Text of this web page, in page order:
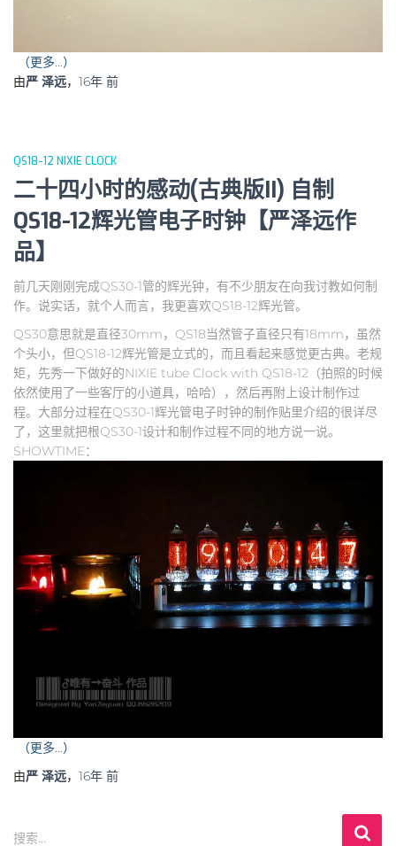
（更多…）
由严 泽远， 16年 前
QS18-12 NIXIE CLOCK
二十四小时的感动(古典版II) 自制
QS18-12辉光管电子时钟【严泽远作
品】
前几天刚刚完成QS30-1管的辉光钟，有不少朋友在向我讨教如何制
作。说实话，就个人而言，我更喜欢QS18-12辉光管。
QS30意思就是直径30mm，QS18当然管子直径只有18mm，虽然
个头小，但QS18-12辉光管是立式的，而且看起来感觉更古典。老规
矩，先秀一下做好的NIXIE tube Clock with QS18-12（拍照的时候
依然使用了一些客厅的小道具，哈哈），然后再附上设计制作过
程。大部分过程在QS30-1辉光管电子时钟的制作贴里介绍的很详尽
了，这里就把根QS30-1设计和制作过程不同的地方说一说。
SHOWTIME：
（更多…）
由严 泽远， 16年 前
搜
搜索…